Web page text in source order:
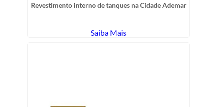
Revestimento interno de tanques na Cidade Ademar
Saiba Mais